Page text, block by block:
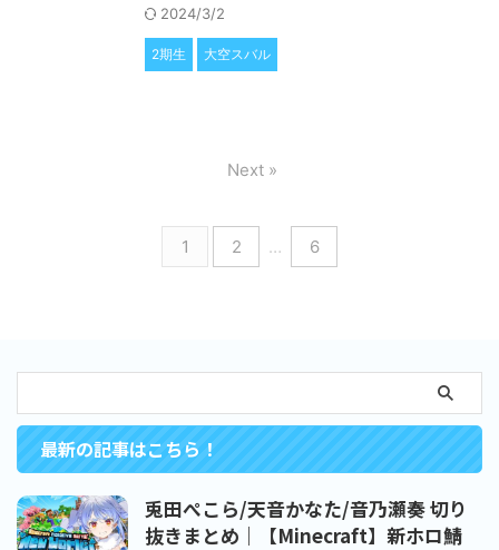
2024/3/2
2期生 大空スバル
1 2 … 6
Next »
最新の記事はこちら！
兎田ぺこら/天音かなた/音乃瀬奏 切り
抜きまとめ｜【Minecraft】新ホロ鯖